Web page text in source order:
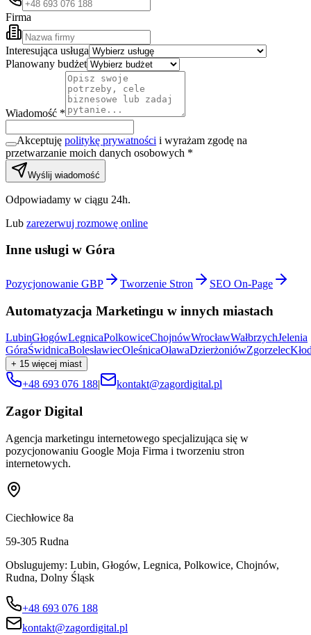
Firma
Interesująca usługa
Planowany budżet
Wiadomość *
Akceptuję politykę prywatności i wyrażam zgodę na
przetwarzanie moich danych osobowych *
Wyślij wiadomość
Odpowiadamy w ciągu 24h.
Lub zarezerwuj rozmowę online
Inne usługi w Góra
Pozycjonowanie GBP Tworzenie Stron SEO On-Page
Automatyzacja Marketingu w innych miastach
LubinGłogówLegnicaPolkowiceChojnówWrocławWałbrzychJelenia
GóraŚwidnicaBolesławiecOleśnicaOławaDzierżoniówZgorzelec
+ 15 więcej miast
+48 693 076 188| kontakt@zagordigital.pl
Zagor Digital
Agencja marketingu internetowego specjalizująca się w
pozycjonowaniu Google Moja Firma i tworzeniu stron
internetowych.
Ciechłowice 8a
59-305 Rudna
Obslugujemy: Lubin, Głogów, Legnica, Polkowice, Chojnów,
Rudna, Dolny Śląsk
+48 693 076 188
kontakt@zagordigital.pl